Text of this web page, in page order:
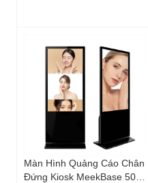
Màn Hình Quảng Cáo Chân
Đứng Kiosk MeekBase 50